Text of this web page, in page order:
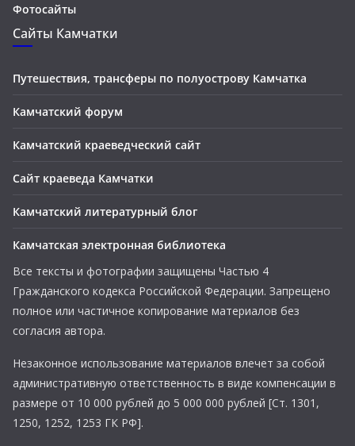
Фотосайты
Сайты Камчатки
Путешествия, трансферы по полуострову Камчатка
Камчатский форум
Камчатский краеведческий сайт
Сайт краеведа Камчатки
Камчатский литературный блог
Камчатская электронная библиотека
Все тексты и фотографии защищены Частью 4
Гражданского кодекса Российской Федерации. Запрещено
полное или частичное копирование материалов без
согласия автора.
Незаконное использование материалов влечет за собой
административную ответственность в виде компенсации в
размере от 10 000 рублей до 5 000 000 рублей [Ст. 1301,
1250, 1252, 1253 ГК РФ].